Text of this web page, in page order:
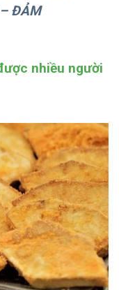
ĐẢM
nhiều người